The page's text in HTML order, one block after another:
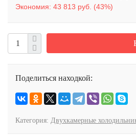
Экономия: 43 813 руб. (43%)
Поделиться находкой:
Категория: Двухкамерные